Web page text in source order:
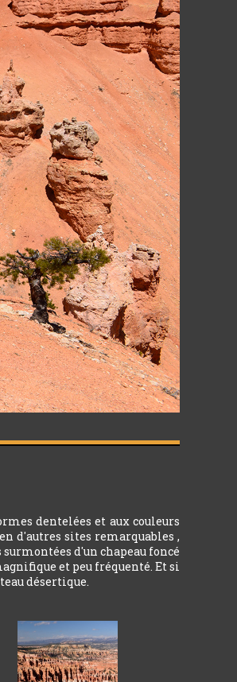
dentelées et aux couleurs
d'autres sites remarquables ,
d'un chapeau foncé
et peu fréquenté. Et si
désertique.